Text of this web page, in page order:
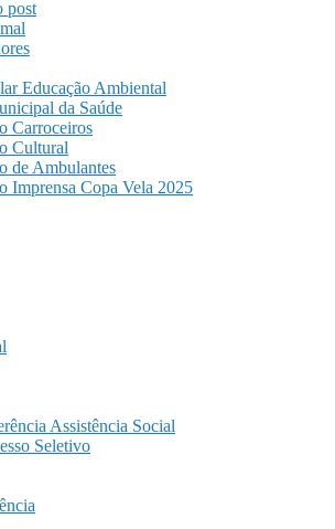
post
Educação Ambiental
da Saúde
Carroceiros
Cultural
de Ambulantes
Imprensa Copa Vela 2025
Assistência Social
Seletivo